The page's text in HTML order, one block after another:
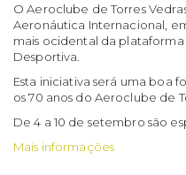
O Aeroclube de Torres
Aeronáutica Internacional,
mais ocidental da
Desportiva.
Esta iniciativa será uma boa
os 70 anos do Aeroclube de
De 4 a 10 de setembro são
Mais informações